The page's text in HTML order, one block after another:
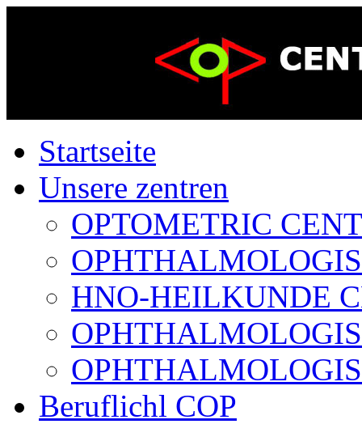
Startseite
Unsere zentren
OPTOMETRIC
HNO-HEILKUNDE
Beruflichl COP